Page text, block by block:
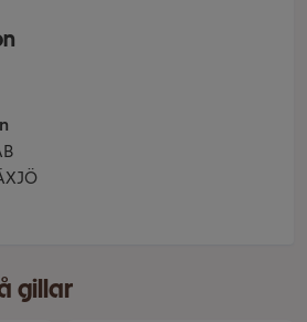
gillar